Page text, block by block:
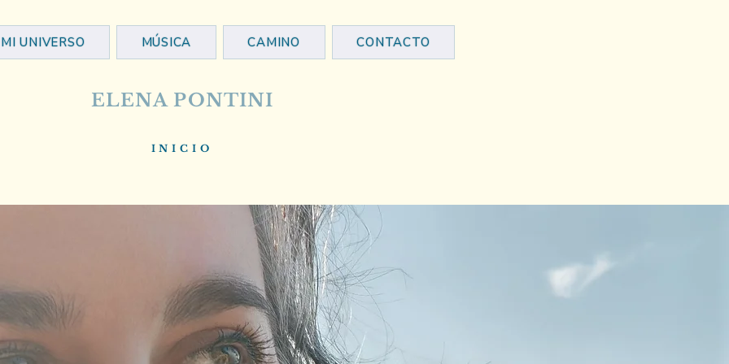
MI UNIVERSO MÚSICA CAMINO CONTACTO
ELENA PONTINI
INICIO